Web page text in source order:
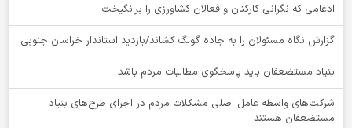
ادغامی که نگرانی کارکنان و فعالان کشاورزی را برانگیخت
گزارش نگاه مسئولان را به جاده گولگ کشاند/بازدید استاندار خراسان جنوبی
بنیاد مستضعفان باید پاسخگوی مطالبات مردم باشد
شرکت‌های واسطه عامل اصلی مشکلات مردم در اجرای طرح‌های بنیاد
مستضعفان هستند